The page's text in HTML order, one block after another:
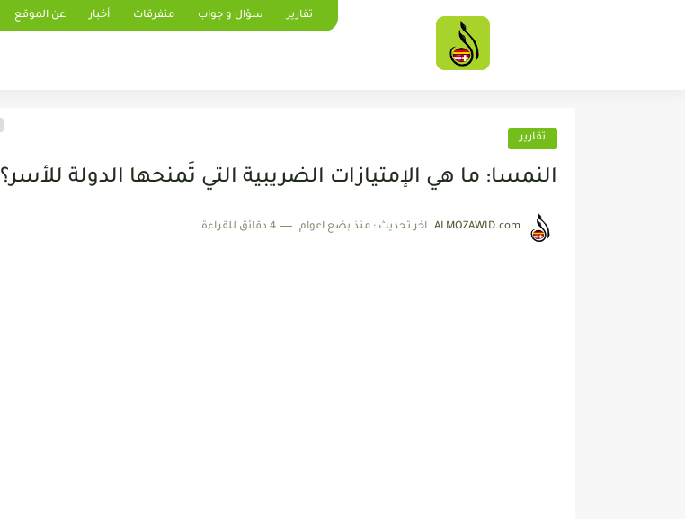
تقارير سؤال و جواب متفرقات أخبار عن الموقع
تقارير
النمسا: ما هي الإمتيازات الضريبية التي تَمنحها الدولة للأسر؟
ALMOZAWID.com اخر تحديث : منذ بضع اعوام 4 دقائق للقراءة